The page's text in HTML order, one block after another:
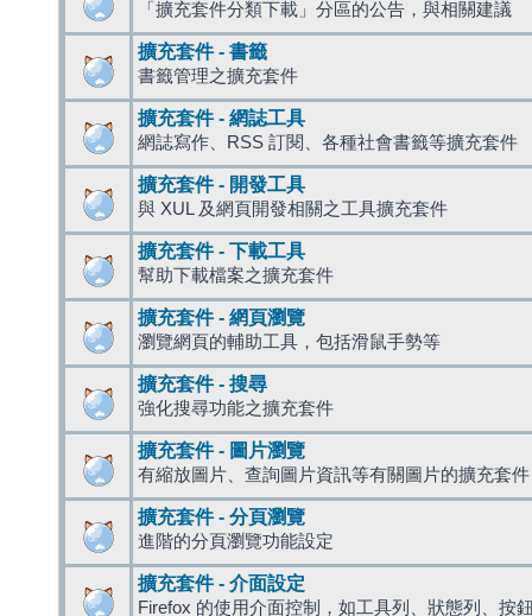
「擴充套件分類下載」分區的公告，與相關建議
擴充套件 - 書籤
書籤管理之擴充套件
擴充套件 - 網誌工具
網誌寫作、RSS 訂閱、各種社會書籤等擴充套件
擴充套件 - 開發工具
與 XUL 及網頁開發相關之工具擴充套件
擴充套件 - 下載工具
幫助下載檔案之擴充套件
擴充套件 - 網頁瀏覽
瀏覽網頁的輔助工具，包括滑鼠手勢等
擴充套件 - 搜尋
強化搜尋功能之擴充套件
擴充套件 - 圖片瀏覽
有縮放圖片、查詢圖片資訊等有關圖片的擴充套件
擴充套件 - 分頁瀏覽
進階的分頁瀏覽功能設定
擴充套件 - 介面設定
Firefox 的使用介面控制，如工具列、狀態列、按